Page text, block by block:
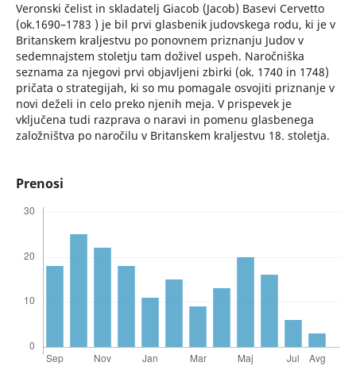
Veronski čelist in skladatelj Giacob (Jacob) Basevi Cervetto
(ok.1690–1783 ) je bil prvi glasbenik judovskega rodu, ki je v
Britanskem kraljestvu po ponovnem priznanju Judov v
sedemnajstem stoletju tam doživel uspeh. Naročniška
seznama za njegovi prvi objavljeni zbirki (ok. 1740 in 1748)
pričata o strategijah, ki so mu pomagale osvojiti priznanje v
novi deželi in celo preko njenih meja. V prispevek je
vključena tudi razprava o naravi in pomenu glasbenega
založništva po naročilu v Britanskem kraljestvu 18. stoletja.
Prenosi